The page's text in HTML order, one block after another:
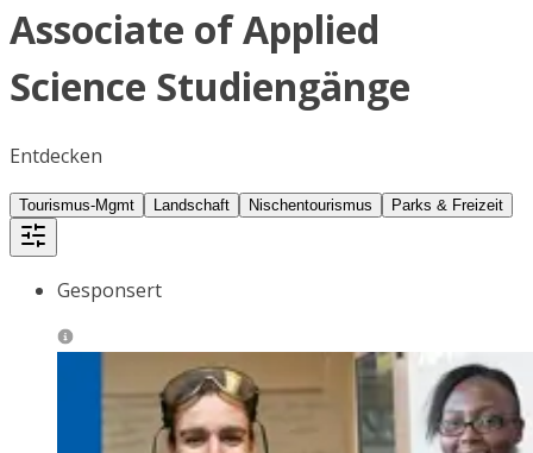
Associate of Applied
Science Studiengänge
Entdecken
Tourismus-Mgmt Landschaft Nischentourismus Parks & Freizeit
Gesponsert